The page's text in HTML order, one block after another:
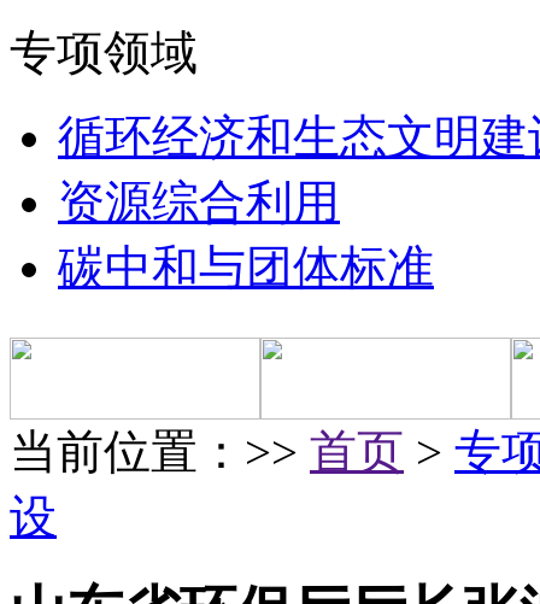
专项领域
循环经济和生态文明建
资源综合利用
碳中和与团体标准
当前位置：>> 首页 > 专
设